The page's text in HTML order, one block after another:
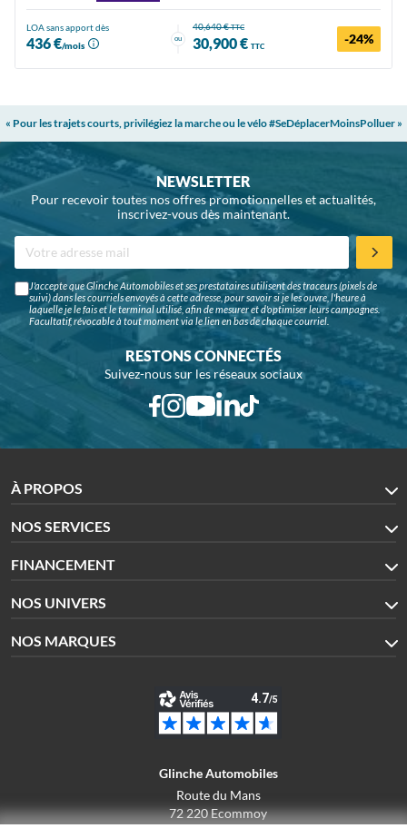
LOA sans apport dès
436 €/mois
ou
40,640 €TTC
30,900 € TTC -24%
« Pour les trajets courts, privilégiez la marche ou le vélo #SeDéplacerMoinsPolluer »
NEWSLETTER
Pour recevoir toutes nos offres promotionnelles et actualités,
inscrivez-vous dès maintenant.
J'accepte que Glinche Automobiles et ses prestataires utilisent des traceurs (pixels de
suivi) dans les courriels envoyés à cette adresse, pour savoir si je les ouvre, l'heure à
laquelle je le fais et le terminal utilisé, afin de mesurer et d'optimiser leurs campagnes.
Facultatif, révocable à tout moment via le lien en bas de chaque courriel.
RESTONS CONNECTÉS
Suivez-nous sur les réseaux sociaux
À PROPOS
NOS SERVICES
FINANCEMENT
NOS UNIVERS
NOS MARQUES
Glinche Automobiles
Route du Mans
72 220 Ecommoy